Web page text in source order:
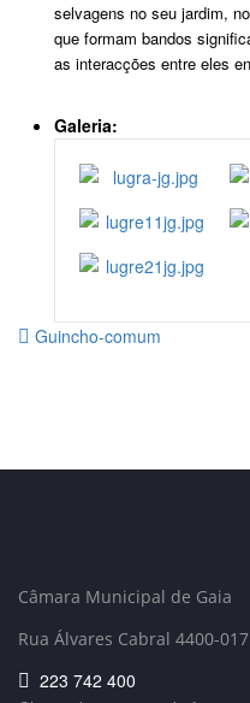
selvagens no seu jardim,
que formam bandos
as interacções entre eles
Galeria:
Guincho-comum
Câmara Municipal de Gaia
Rua Álvares Cabral 4400-
223 742 400